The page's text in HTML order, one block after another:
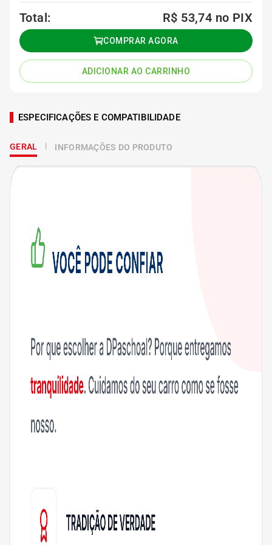
Total: R$ 53,74 no PIX
COMPRAR AGORA
ADICIONAR AO CARRINHO
ESPECIFICAÇÕES E COMPATIBILIDADE
GERAL INFORMAÇÕES DO PRODUTO